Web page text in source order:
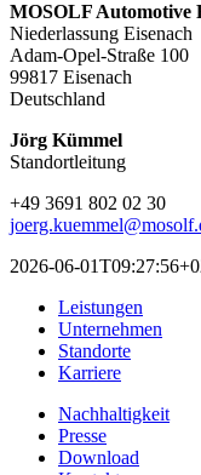
MOSOLF Automotive
Niederlassung Eisenach
Adam-Opel-Straße 100
99817 Eisenach
Deutschland
Jörg Kümmel
Standortleitung
+49 3691 802 02 30
2026-06-
Leistungen
Unternehmen
Standorte
Karriere
Nachhaltigkeit
Presse
Download